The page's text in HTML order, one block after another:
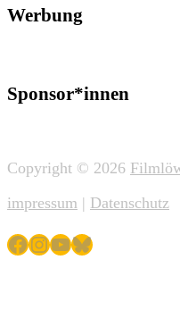
Werbung
Sponsor*innen
Copyright © 2026
impressum | Datenschutz
Facebook
Instagram
YouTube
Bluesky